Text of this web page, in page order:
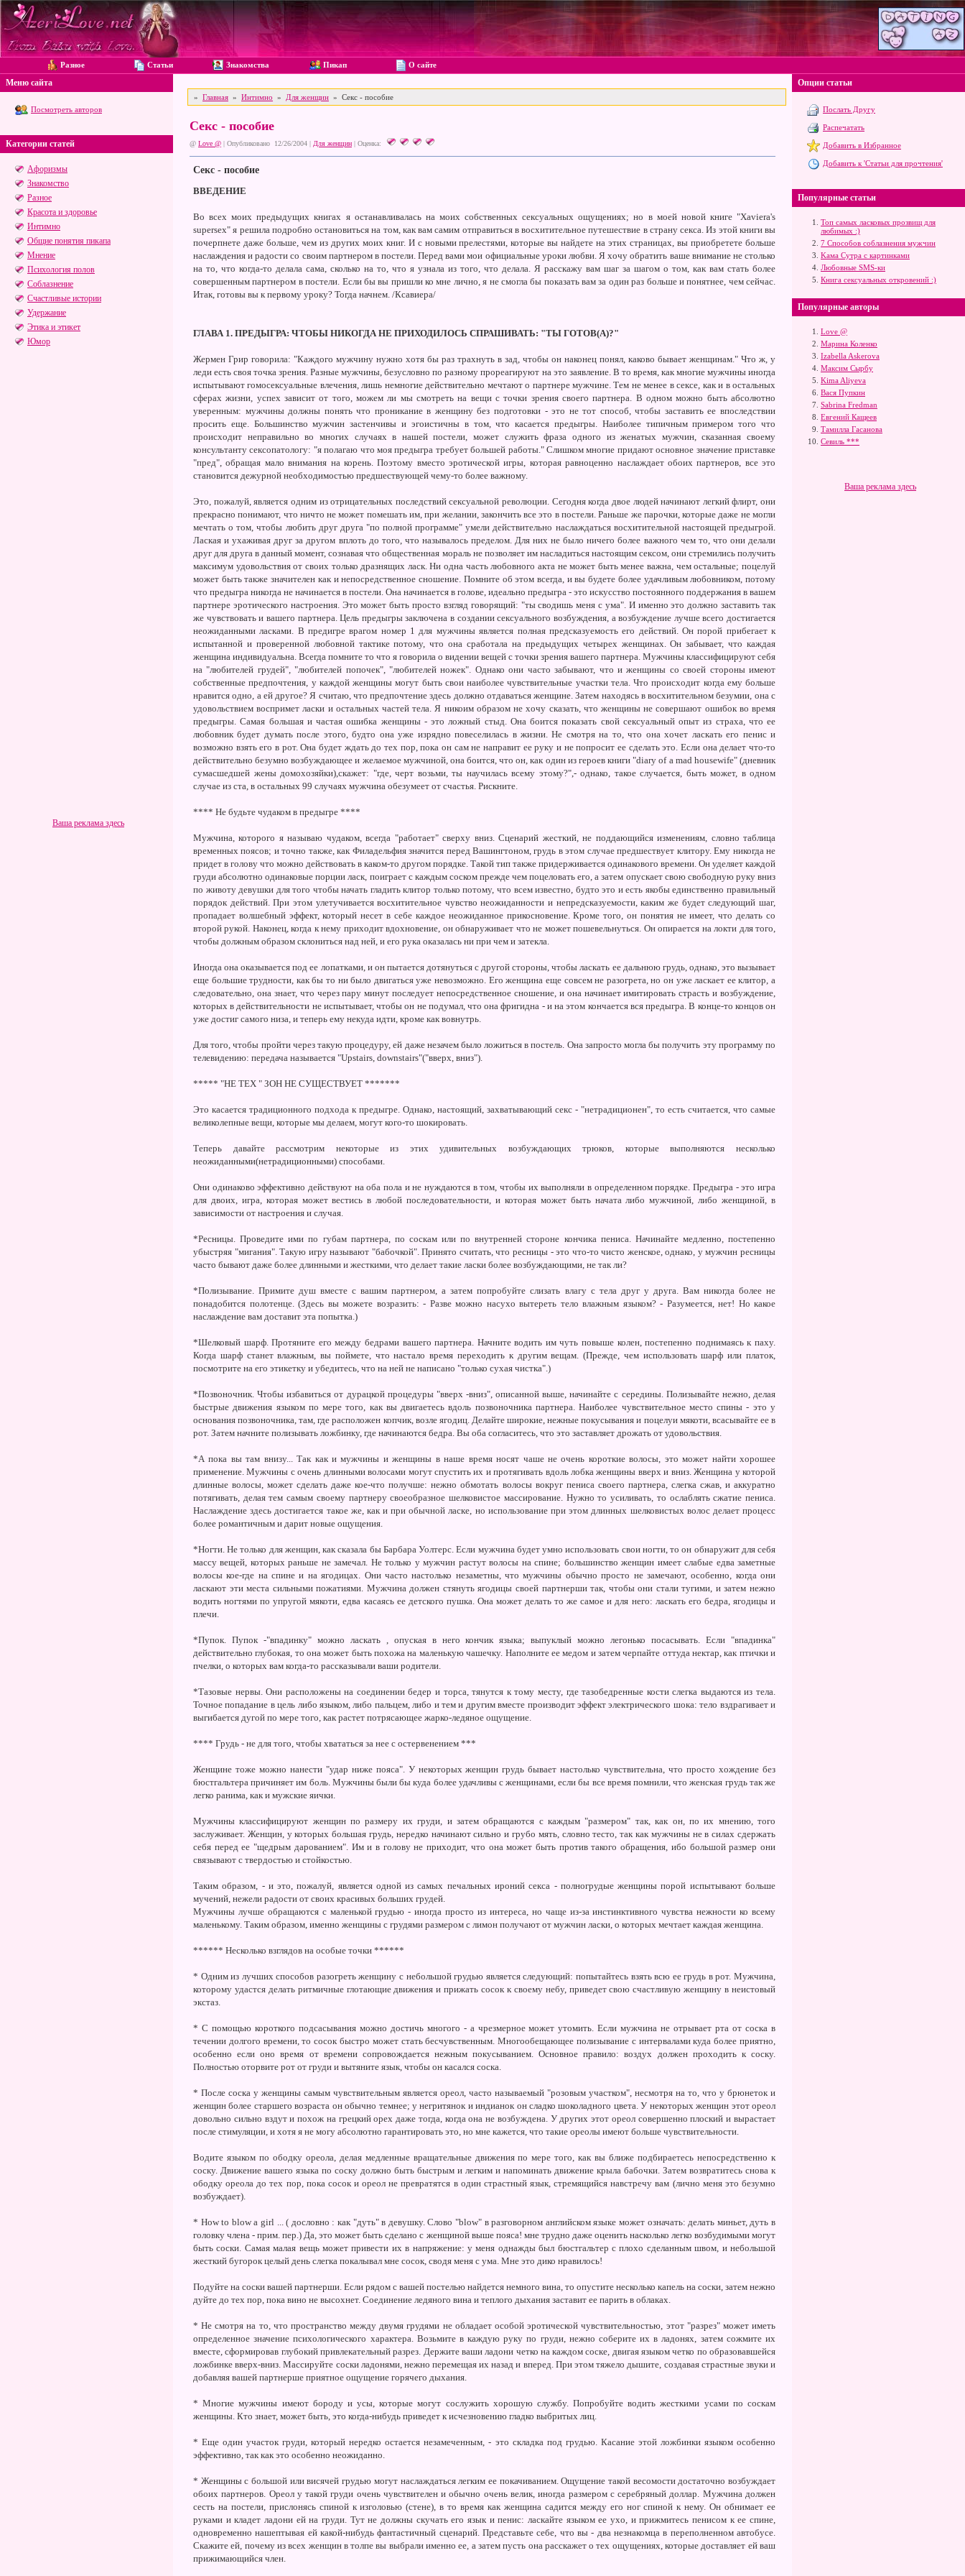
Разное Статьи Знакомства Пикап О сайте
Меню сайта
Посмотреть авторов
Категории статей
Афоризмы
Знакомство
Разное
Красота и здоровье
Интимно
Общие понятия пикапа
Мнение
Психология полов
Соблазнение
Счастливые истории
Удержание
Этика и этикет
Юмор
Ваша реклама здесь
» Главная » Интимно » Для женщин » Секс - пособие
Секс - пособие
@ Love @ | Опубликовано 12/26/2004 | Для женщин | Оценка:
Секс - пособие
ВВЕДЕНИЕ
Во всех моих предыдущих книгах я останавливалась на моих собственных сексуальных ощущениях; но в моей новой книге "Xaviera's
supersex" я решила подробно остановиться на том, как вам самим отправиться в восхитительное путешествие в страну секса. Из этой книги вы
почерпнете даже больше, чем из других моих книг. И с новыми прелестями, которые вы найдете на этих страницах, вы приобретете больше
наслаждения и радости со своим партнером в постели. Перед вами мои официальные уроки любви. Я хочу обратить ваше внимание не столько
на то, что когда-то делала сама, сколько на то, что я узнала из того, что делала. Я расскажу вам шаг за шагом о том, как вам стать более
совершенным партнером в постели. Если бы вы пришли ко мне лично, я не смогла бы показать вам за один раз больше и понятнее, чем сейчас.
Итак, готовы вы к первому уроку? Тогда начнем. /Ксавиера/
ГЛАВА 1. ПРЕДЫГРА: ЧТОБЫ НИКОГДА НЕ ПРИХОДИЛОСЬ СПРАШИВАТЬ: "ТЫ ГОТОВ(А)?"
Жермен Грир говорила: "Каждого мужчину нужно хотя бы раз трахнуть в зад, чтобы он наконец понял, каково бывает женщинам." Что ж, у
леди есть своя точка зрения. Разные мужчины, безусловно по разному прореагируют на это заявление. В то время, как многие мужчины иногда
испытывают гомосексуальные влечения, лишь немногие действительно мечтают о партнере мужчине. Тем не менее в сексе, как и в остальных
сферах жизни, успех зависит от того, можем ли мы смотреть на вещи с точки зрения своего партнера. В одном можно быть абсолютно
уверенным: мужчины должны понять что проникание в женщину без подготовки - это не тот способ, чтобы заставить ее впоследствии
просить еще. Большинство мужчин застенчивы и эгоистичны в том, что касается предыгры. Наиболее типичным примером того что
происходит неправильно во многих случаях в нашей постели, может служить фраза одного из женатых мужчин, сказанная своему
консультанту сексопатологу: "я полагаю что моя предыгра требует большей работы." Слишком многие придают основное значение приставке
"пред", обращая мало внимания на корень. Поэтому вместо эротической игры, которая равноценно наслаждает обоих партнеров, все это
становится дежурной необходимостью предшествующей чему-то более важному.
Это, пожалуй, является одним из отрицательных последствий сексуальной революции. Сегодня когда двое людей начинают легкий флирт, они
прекрасно понимают, что ничто не может помешать им, при желании, закончить все это в постели. Раньше же парочки, которые даже не могли
мечтать о том, чтобы любить друг друга "по полной программе" умели действительно наслаждаться восхитительной настоящей предыгрой.
Лаская и ухаживая друг за другом вплоть до того, что называлось пределом. Для них не было ничего более важного чем то, что они делали
друг для друга в данный момент, сознавая что общественная мораль не позволяет им насладиться настоящим сексом, они стремились получить
максимум удовольствия от своих только дразнящих ласк. Ни одна часть любовного акта не может быть менее важна, чем остальные; поцелуй
может быть также значителен как и непосредственное сношение. Помните об этом всегда, и вы будете более удачливым любовником, потому
что предыгра никогда не начинается в постели. Она начинается в голове, идеально предыгра - это искусство постоянного поддержания в вашем
партнере эротического настроения. Это может быть просто взгляд говорящий: "ты сводишь меня с ума". И именно это должно заставить так
же чувствовать и вашего партнера. Цель предыгры заключена в создании сексуального возбуждения, а возбуждение лучше всего достигается
неожиданными ласками. В предигре врагом номер 1 для мужчины является полная предсказуемость его действий. Он порой прибегает к
испытанной и проверенной любовной тактике потому, что она сработала на предыдущих четырех женщинах. Он забывает, что каждая
женщина индивидуальна. Всегда помните то что я говорила о видении вещей с точки зрения вашего партнера. Мужчины классифицируют себя
на "любителей грудей", "любителей попочек", "любителей ножек". Однако они часто забывают, что и женщины со своей стороны имеют
собственные предпочтения, у каждой женщины могут быть свои наиболее чувствительные участки тела. Что происходит когда ему больше
нравится одно, а ей другое? Я считаю, что предпочтение здесь должно отдаваться женщине. Затем находясь в восхитительном безумии, она с
удовольствием воспримет ласки и остальных частей тела. Я никоим образом не хочу сказать, что женщины не совершают ошибок во время
предыгры. Самая большая и частая ошибка женщины - это ложный стыд. Она боится показать свой сексуальный опыт из страха, что ее
любовник будет думать после этого, будто она уже изрядно повеселилась в жизни. Не смотря на то, что она хочет ласкать его пенис и
возможно взять его в рот. Она будет ждать до тех пор, пока он сам не направит ее руку и не попросит ее сделать это. Если она делает что-то
действительно безумно возбуждающее и желаемое мужчиной, она боится, что он, как один из героев книги "diary of a mad housewife" (дневник
сумасшедшей жены домохозяйки),скажет: "где, черт возьми, ты научилась всему этому?",- однако, такое случается, быть может, в одном
случае из ста, в остальных 99 случаях мужчина обезумеет от счастья. Рискните.
**** Не будьте чудаком в предыгре ****
Мужчина, которого я называю чудаком, всегда "работает" сверху вниз. Сценарий жесткий, не поддающийся изменениям, словно таблица
временных поясов; и точно также, как Филадельфия значится перед Вашингтоном, грудь в этом случае предшествует клитору. Ему никогда не
придет в голову что можно действовать в каком-то другом порядке. Такой тип также придерживается одинакового времени. Он уделяет каждой
груди абсолютно одинаковые порции ласк, поиграет с каждым соском прежде чем поцеловать его, а затем опускает свою свободную руку вниз
по животу девушки для того чтобы начать гладить клитор только потому, что всем известно, будто это и есть якобы единственно правильный
порядок действий. При этом улетучивается восхитительное чувство неожиданности и непредсказуемости, каким же будет следующий шаг,
пропадает волшебный эффект, который несет в себе каждое неожиданное прикосновение. Кроме того, он понятия не имеет, что делать со
второй рукой. Наконец, когда к нему приходит вдохновение, он обнаруживает что не может пошевельнуться. Он опирается на локти для того,
чтобы должным образом склониться над ней, и его рука оказалась ни при чем и затекла.
Иногда она оказывается под ее лопатками, и он пытается дотянуться с другой стороны, чтобы ласкать ее дальнюю грудь, однако, это вызывает
еще большие трудности, как бы то ни было двигаться уже невозможно. Его женщина еще совсем не разогрета, но он уже ласкает ее клитор, а
следовательно, она знает, что через пару минут последует непосредственное сношение, и она начинает имитировать страсть и возбуждение,
которых в действительности не испытывает, чтобы он не подумал, что она фригидна - и на этом кончается вся предыгра. В конце-то концов он
уже достиг самого низа, и теперь ему некуда идти, кроме как вовнутрь.
Для того, чтобы пройти через такую процедуру, ей даже незачем было ложиться в постель. Она запросто могла бы получить эту программу по
телевидению: передача называется "Upstairs, downstairs"("вверх, вниз").
***** "НЕ ТЕХ " ЗОН НЕ СУЩЕСТВУЕТ *******
Это касается традиционного подхода к предыгре. Однако, настоящий, захватывающий секс - "нетрадиционен", то есть считается, что самые
великолепные вещи, которые мы делаем, могут кого-то шокировать.
Теперь давайте рассмотрим некоторые из этих удивительных возбуждающих трюков, которые выполняются несколько
неожиданными(нетрадиционными) способами.
Они одинаково эффективно действуют на оба пола и не нуждаются в том, чтобы их выполняли в определенном порядке. Предыгра - это игра
для двоих, игра, которая может вестись в любой последовательности, и которая может быть начата либо мужчиной, либо женщиной, в
зависимости от настроения и случая.
*Ресницы. Проведите ими по губам партнера, по соскам или по внутренней стороне кончика пениса. Начинайте медленно, постепенно
убыстряя "мигания". Такую игру называют "бабочкой". Принято считать, что ресницы - это что-то чисто женское, однако, у мужчин ресницы
часто бывают даже более длинными и жесткими, что делает такие ласки более возбуждающими, не так ли?
*Полизывание. Примите душ вместе с вашим партнером, а затем попробуйте слизать влагу с тела друг у друга. Вам никогда более не
понадобится полотенце. (Здесь вы можете возразить: - Разве можно насухо вытереть тело влажным языком? - Разумеется, нет! Но какое
наслаждение вам доставит эта попытка.)
*Шелковый шарф. Протяните его между бедрами вашего партнера. Начните водить им чуть повыше колен, постепенно поднимаясь к паху.
Когда шарф станет влажным, вы поймете, что настало время переходить к другим вещам. (Прежде, чем использовать шарф или платок,
посмотрите на его этикетку и убедитесь, что на ней не написано "только сухая чистка".)
*Позвоночник. Чтобы избавиться от дурацкой процедуры "вверх -вниз", описанной выше, начинайте с середины. Полизывайте нежно, делая
быстрые движения языком по мере того, как вы двигаетесь вдоль позвоночника партнера. Наиболее чувствительное место спины - это у
основания позвоночника, там, где расположен копчик, возле ягодиц. Делайте широкие, нежные покусывания и поцелуи мякоти, всасывайте ее в
рот. Затем начните полизывать ложбинку, где начинаются бедра. Вы оба согласитесь, что это заставляет дрожать от удовольствия.
*А пока вы там внизу... Так как и мужчины и женщины в наше время носят чаше не очень короткие волосы, это может найти хорошее
применение. Мужчины с очень длинными волосами могут спустить их и протягивать вдоль лобка женщины вверх и вниз. Женщина у которой
длинные волосы, может сделать даже кое-что получше: нежно обмотать волосы вокруг пениса своего партнера, слегка сжав, и аккуратно
потягивать, делая тем самым своему партнеру своеобразное шелковистое массирование. Нужно то усиливать, то ослаблять сжатие пениса.
Наслаждение здесь достигается такое же, как и при обычной ласке, но использование при этом длинных шелковистых волос делает процесс
более романтичным и дарит новые ощущения.
*Ногти. Не только для женщин, как сказала бы Барбара Уолтерс. Если мужчина будет умно использовать свои ногти, то он обнаружит для себя
массу вещей, которых раньше не замечал. Не только у мужчин растут волосы на спине; большинство женщин имеет слабые едва заметные
волосы кое-где на спине и на ягодицах. Они часто настолько незаметны, что мужчины обычно просто не замечают, особенно, когда они
ласкают эти места сильными пожатиями. Мужчина должен стянуть ягодицы своей партнерши так, чтобы они стали тугими, и затем нежно
водить ногтями по упругой мякоти, едва касаясь ее детского пушка. Она может делать то же самое и для него: ласкать его бедра, ягодицы и
плечи.
*Пупок. Пупок -"впадинку" можно ласкать , опуская в него кончик языка; выпуклый можно легонько посасывать. Если "впадинка"
действительно глубокая, то она может быть похожа на маленькую чашечку. Наполните ее медом и затем черпайте оттуда нектар, как птички и
пчелки, о которых вам когда-то рассказывали ваши родители.
*Тазовые нервы. Они расположены на соединении бедер и торса, тянутся к тому месту, где тазобедренные кости слегка выдаются из тела.
Точное попадание в цель либо языком, либо пальцем, либо и тем и другим вместе производит эффект электрического шока: тело вздрагивает и
выгибается дугой по мере того, как растет потрясающее жарко-ледяное ощущение.
**** Грудь - не для того, чтобы хвататься за нее с остервенением ***
Женщине тоже можно нанести "удар ниже пояса". У некоторых женщин грудь бывает настолько чувствительна, что просто хождение без
бюстгальтера причиняет им боль. Мужчины были бы куда более удачливы с женщинами, если бы все время помнили, что женская грудь так же
легко ранима, как и мужские яички.
Мужчины классифицируют женщин по размеру их груди, и затем обращаются с каждым "размером" так, как он, по их мнению, того
заслуживает. Женщин, у которых большая грудь, нередко начинают сильно и грубо мять, словно тесто, так как мужчины не в силах сдержать
себя перед ее "щедрым дарованием". Им и в голову не приходит, что она может быть против такого обращения, ибо большой размер они
связывают с твердостью и стойкостью.
Таким образом, - и это, пожалуй, является одной из самых печальных ироний секса - полногрудые женщины порой испытывают больше
мучений, нежели радости от своих красивых больших грудей.
Мужчины лучше обращаются с маленькой грудью - иногда просто из интереса, но чаще из-за инстинктивного чувства нежности ко всему
маленькому. Таким образом, именно женщины с грудями размером с лимон получают от мужчин ласки, о которых мечтает каждая женщина.
****** Несколько взглядов на особые точки ******
* Одним из лучших способов разогреть женщину с небольшой грудью является следующий: попытайтесь взять всю ее грудь в рот. Мужчина,
которому удастся делать ритмичные глотающие движения и прижать сосок к своему небу, приведет свою счастливую женщину в неистовый
экстаз.
* С помощью короткого подсасывания можно достичь многого - а чрезмерное может утомить. Если мужчина не отрывает рта от соска в
течении долгого времени, то сосок быстро может стать бесчувственным. Многообещающее полизывание с интервалами куда более приятно,
особенно если оно время от времени сопровождается нежным покусыванием. Основное правило: воздух должен проходить к соску.
Полностью оторвите рот от груди и вытяните язык, чтобы он касался соска.
* После соска у женщины самым чувствительным является ореол, часто называемый "розовым участком", несмотря на то, что у брюнеток и
женщин более старшего возраста он обычно темнее; у негритянок и индианок он сладко шоколадного цвета. У некоторых женщин этот ореол
довольно сильно вздут и похож на грецкий орех даже тогда, когда она не возбуждена. У других этот ореол совершенно плоский и вырастает
после стимуляции, и хотя я не могу абсолютно гарантировать это, но мне кажется, что такие ореолы имеют больше чувствительности.
Водите языком по ободку ореола, делая медленные вращательные движения по мере того, как вы ближе подбираетесь непосредственно к
соску. Движение вашего языка по соску должно быть быстрым и легким и напоминать движение крыла бабочки. Затем возвратитесь снова к
ободку ореола до тех пор, пока сосок и ореол не превратятся в один страстный язык, стремящийся навстречу вам (лично меня это безумно
возбуждает).
* How to blow a girl ... ( дословно : как "дуть" в девушку. Слово "blow" в разговорном английском языке может означать: делать миньет, дуть в
головку члена - прим. пер.) Да, это может быть сделано с женщиной выше пояса! мне трудно даже оценить насколько легко возбудимыми могут
быть соски. Самая малая вещь может привести их в напряжение: у меня однажды был бюстгальтер с плохо сделанным швом, и небольшой
жесткий бугорок целый день слегка покалывал мне сосок, сводя меня с ума. Мне это дико нравилось!
Подуйте на соски вашей партнерши. Если рядом с вашей постелью найдется немного вина, то опустите несколько капель на соски, затем нежно
дуйте до тех пор, пока вино не высохнет. Соединение ледяного вина и теплого дыхания заставит ее парить в облаках.
* Не смотря на то, что пространство между двумя грудями не обладает особой эротической чувствительностью, этот "разрез" может иметь
определенное значение психологического характера. Возьмите в каждую руку по груди, нежно соберите их в ладонях, затем сожмите их
вместе, сформировав глубокий привлекательный разрез. Держите ваши ладони четко на каждом соске, двигая языком четко по образовавшейся
ложбинке вверх-вниз. Массируйте соски ладонями, нежно перемещая их назад и вперед. При этом тяжело дышите, создавая страстные звуки и
добавляя вашей партнерше приятное ощущение горячего дыхания.
* Многие мужчины имеют бороду и усы, которые могут сослужить хорошую службу. Попробуйте водить жесткими усами по соскам
женщины. Кто знает, может быть, это когда-нибудь приведет к исчезновению гладко выбритых лиц.
* Еще один участок груди, который нередко остается незамеченным, - это складка под грудью. Касание этой ложбинки языком особенно
эффективно, так как это особенно неожиданно.
* Женщины с большой или висячей грудью могут наслаждаться легким ее покачиванием. Ощущение такой весомости достаточно возбуждает
обоих партнеров. Ореол у такой груди очень чувствителен и обычно очень велик, иногда размером с серебряный доллар. Мужчина должен
сесть на постели, прислонясь спиной к изголовью (стене), в то время как женщина садится между его ног спиной к нему. Он обнимает ее
руками и кладет ладони ей на груди. Тут не должны скучать его язык и пенис: ласкайте языком ее ухо, и прижмитесь пенисом к ее спине,
одновременно нашептывая ей какой-нибудь фантастичный сценарий. Представьте себе, что вы - два незнакомца в переполненном автобусе.
Скажите ей, почему из всех женщин в толпе вы выбрали именно ее, а затем пусть она расскажет о тех ощущениях, которые доставляет ей ваш
прижимающийся член.
Опции статьи
Послать Другу
Распечатать
Добавить в Избранное
Добавить к 'Статьи для прочтения'
Популярные статьи
Топ самых ласковых прозвищ для
любимых :)
7 Способов соблазнения мужчин
Kама Сутра с картинками
Любовные SMS-ки
Книга сексуальных откровений :)
Популярные авторы
Love @
Марина Коленко
Izabella Askerova
Максим Сырбу
Kima Aliyeva
Вася Пупкин
Sabrina Fredman
Евгений Кащеев
Тамилла Гасанова
Севиль ***
Ваша реклама здесь